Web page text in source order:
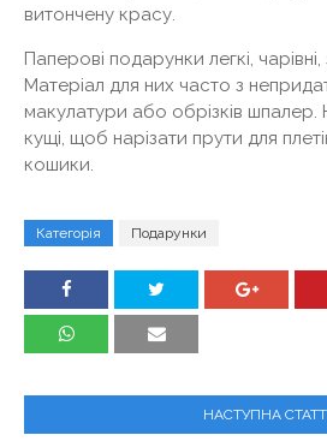
витончену красу.
Паперові подарунки легкі,
Матеріал для них часто з
макулатури або обрізків
кущі, щоб нарізати прути для
кошики.
Категорія Подарунки
НАСТУПНА